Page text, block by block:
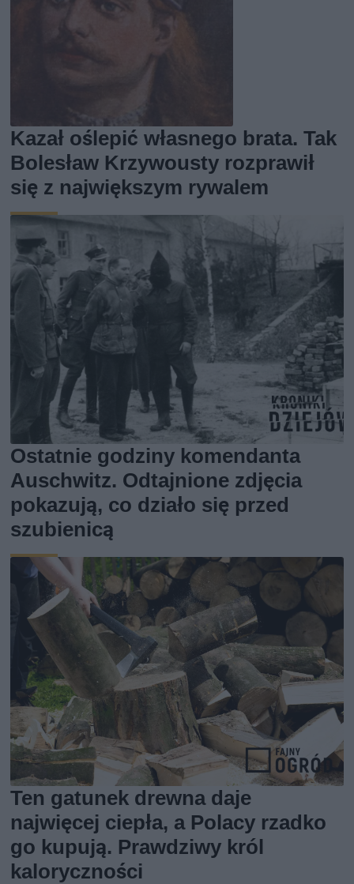
Kazał oślepić własnego brata. Tak
Bolesław Krzywousty rozprawił
się z największym rywalem
Ostatnie godziny komendanta
Auschwitz. Odtajnione zdjęcia
pokazują, co działo się przed
szubienicą
Ten gatunek drewna daje
najwięcej ciepła, a Polacy rzadko
go kupują. Prawdziwy król
kaloryczności